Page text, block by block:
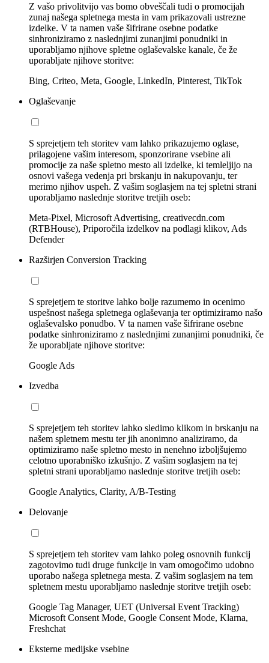
Z vašo privolitvijo vas bomo obveščali tudi o promocijah
zunaj našega spletnega mesta in vam prikazovali ustrezne
izdelke. V ta namen vaše šifrirane osebne podatke
sinhroniziramo z naslednjimi zunanjimi ponudniki in
uporabljamo njihove spletne oglaševalske kanale, če že
uporabljate njihove storitve:
Bing, Criteo, Meta, Google, LinkedIn, Pinterest, TikTok
Oglaševanje
S sprejetjem teh storitev vam lahko prikazujemo oglase,
prilagojene vašim interesom, sponzorirane vsebine ali
promocije za naše spletno mesto ali izdelke, ki temleljijo na
osnovi vašega vedenja pri brskanju in nakupovanju, ter
merimo njihov uspeh. Z vašim soglasjem na tej spletni strani
uporabljamo naslednje storitve tretjih oseb:
Meta-Pixel, Microsoft Advertising, creativecdn.com
(RTBHouse), Priporočila izdelkov na podlagi klikov, Ads
Defender
Razširjen Conversion Tracking
S sprejetjem te storitve lahko bolje razumemo in ocenimo
uspešnost našega spletnega oglaševanja ter optimiziramo našo
oglaševalsko ponudbo. V ta namen vaše šifrirane osebne
podatke sinhroniziramo z naslednjimi zunanjimi ponudniki, če
že uporabljate njihove storitve:
Google Ads
Izvedba
S sprejetjem teh storitev lahko sledimo klikom in brskanju na
našem spletnem mestu ter jih anonimno analiziramo, da
optimiziramo naše spletno mesto in nenehno izboljšujemo
celotno uporabniško izkušnjo. Z vašim soglasjem na tej
spletni strani uporabljamo naslednje storitve tretjih oseb:
Google Analytics, Clarity, A/B-Testing
Delovanje
S sprejetjem teh storitev vam lahko poleg osnovnih funkcij
zagotovimo tudi druge funkcije in vam omogočimo udobno
uporabo našega spletnega mesta. Z vašim soglasjem na tem
spletnem mestu uporabljamo naslednje storitve tretjih oseb:
Google Tag Manager, UET (Universal Event Tracking)
Microsoft Consent Mode, Google Consent Mode, Klarna,
Freshchat
Eksterne medijske vsebine